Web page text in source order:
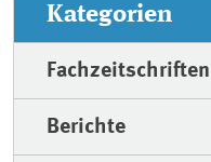
Kategorien
Fachzeitschriften
Berichte